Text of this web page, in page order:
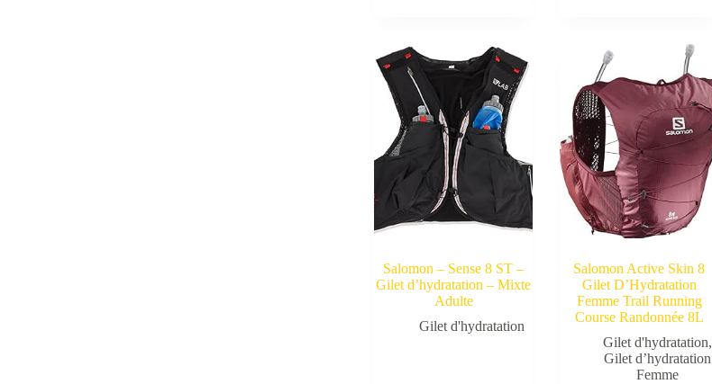
Salomon – Sense 8 ST –
Gilet d’hydratation – Mixte
Adulte
Gilet d'hydratation
Salomon Active Skin 8
Gilet D’Hydratation
Femme Trail Running
Course Randonnée 8L
Gilet d'hydratation,
Gilet d’hydratation
Femme